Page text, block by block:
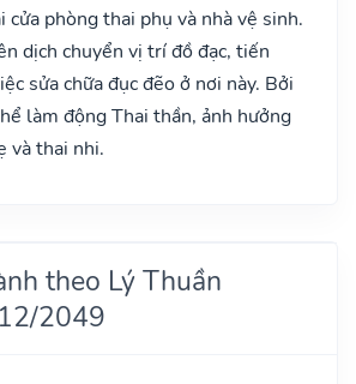
phòng thai phụ và nhà vệ sinh.
dịch chuyển vị trí đồ đạc, tiến
sửa chữa đục đẽo ở nơi này. Bởi
làm động Thai thần, ảnh hưởng
và thai nhi.
theo Lý Thuần
2049